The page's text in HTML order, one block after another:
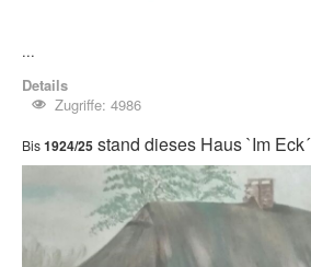
...
Details
Zugriffe: 4986
Bis1924/25 stand dieses Haus `Im Eck´